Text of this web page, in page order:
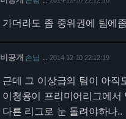
가더라도 좀 중위권에 팀에
비공개 손님 2014-12-10 22:12:19
근데 그 이상급의 팀이 아직
이청용이 프리미어리그에
다른 리그로 눈 돌려야하나..